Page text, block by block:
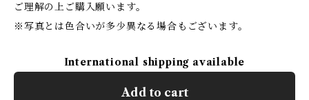
ご理解の上ご購入願います。
※写真とは色合いが多少異なる場合もございます。
International shipping available
Add to cart